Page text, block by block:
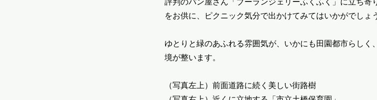
をお供に、ピクニック気分で出かけてみてはいかがでしょ
ゆとりと緑のあふれる雰囲気が、いかにも田園都市らしく
境が整います。
（写真左上）前面道路に続く美しい街路樹